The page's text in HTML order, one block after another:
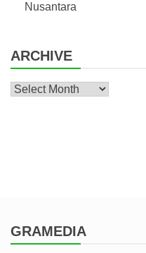
Nusantara
ARCHIVE
Archive
GRAMEDIA